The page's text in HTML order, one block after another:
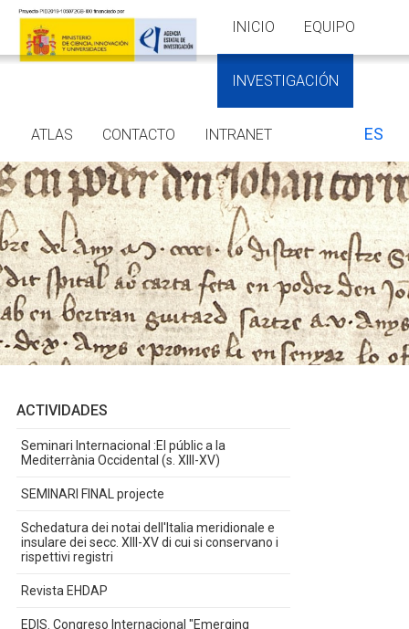
INICIO EQUIPO
INVESTIGACIÓN
ATLAS CONTACTO INTRANET ES
ACTIVIDADES
Seminari Internacional :El públic a la
Mediterrània Occidental (s. XIII-XV)
SEMINARI FINAL projecte
Schedatura dei notai dell'Italia meridionale e
insulare dei secc. XIII-XV di cui si conservano i
rispettivi registri
Revista EHDAP
EDIS. Congreso Internacional "Emerging